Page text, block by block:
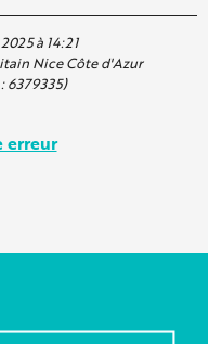
à 14:21
Nice Côte d'Azur
6379335)
erreur